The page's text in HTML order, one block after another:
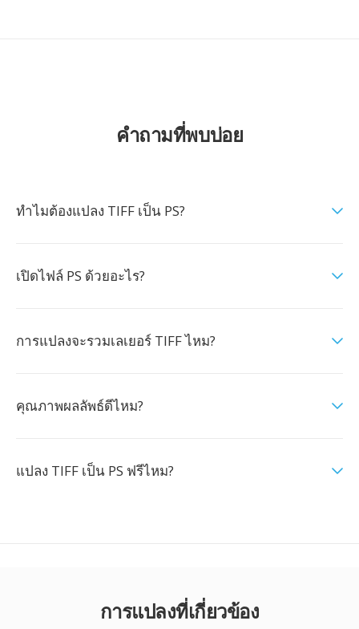
คำถามที่พบบ่อย
ทำไมต้องแปลง TIFF เป็น PS?
เปิดไฟล์ PS ด้วยอะไร?
การแปลงจะรวมเลเยอร์ TIFF ไหม?
คุณภาพผลลัพธ์ดีไหม?
แปลง TIFF เป็น PS ฟรีไหม?
การแปลงที่เกี่ยวข้อง